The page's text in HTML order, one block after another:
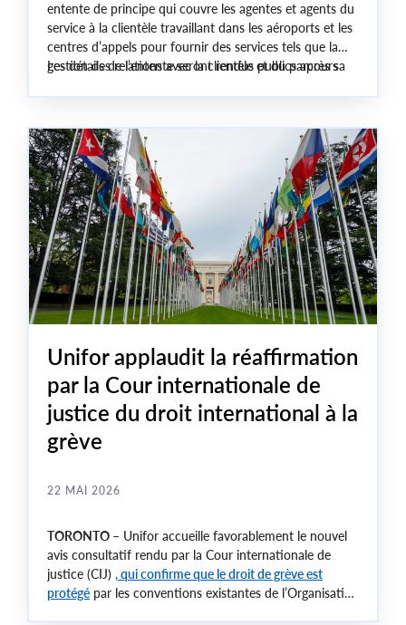
entente de principe qui couvre les agentes et agents du
service à la clientèle travaillant dans les aéroports et les
centres d’appels pour fournir des services tels que la
gestion des relations avec la clientèle et du parcours
Les détails de l’entente seront rendus publics après sa
Unifor applaudit la réaffirmation
par la Cour internationale de
justice du droit international à la
grève
22 MAI 2026
TORONTO – Unifor accueille favorablement le nouvel
avis consultatif rendu par la Cour internationale de
justice (CIJ) , qui confirme que le droit de grève est
protégé par les conventions existantes de l’Organisation